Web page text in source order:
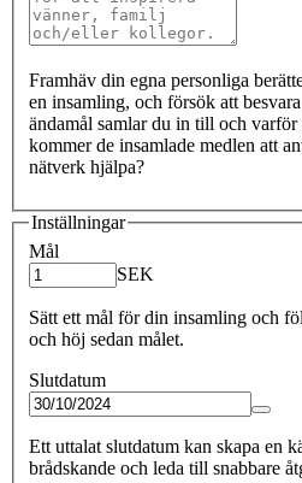
Framhäv din egna personliga
en insamling, och försök att
ändamål samlar du in till och
kommer de insamlade medlen att
nätverk hjälpa?
Inställningar
Mål
SEK
Sätt ett mål för din insamling och
och höj sedan målet.
Slutdatum
Ett uttalat slutdatum kan skapa en
brådskande och leda till snabbare